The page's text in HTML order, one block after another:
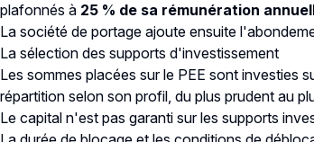
plafonnés à 25 % de sa rémunération
La société de portage ajoute ensuite
La sélection des supports d'investissement
Les sommes placées sur le PEE sont investies
répartition selon son profil, du plus prudent au
Le capital n'est pas garanti sur les supports